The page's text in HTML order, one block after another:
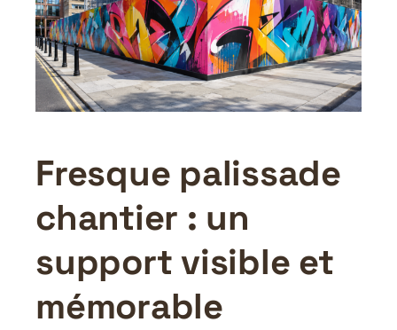
Fresque palissade
chantier : un
support visible et
mémorable